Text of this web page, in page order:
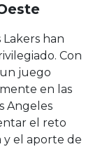
han
Con
juego
en las
Angeles
el reto
y el aporte de